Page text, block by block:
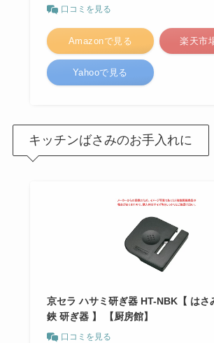
口コミを見る
Amazonで見る 楽天市
Yahooで見る
キッチンばさみのお手入れに
京セラ ハサミ研ぎ器 HT-NBK【 はさ
鋏 研ぎ器 】 【厨房館】
口コミを見る